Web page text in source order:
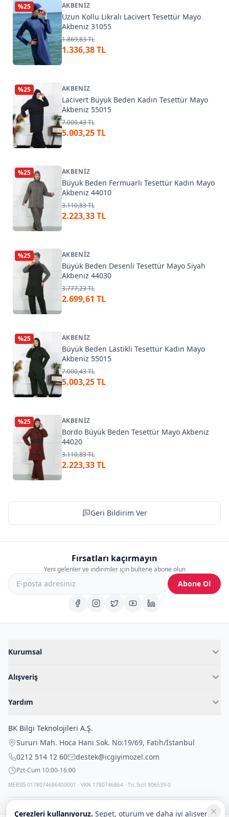
%25 AKBENIZ
Uzun Kollu Likralı Lacivert Tesettür Mayo
Akbeniz 31055
1.869,83 TL
1.336,38 TL
%25 AKBENIZ
Lacivert Büyük Beden Kadın Tesettür Mayo
Akbeniz 55015
7.000,43 TL
5.003,25 TL
%25 AKBENIZ
Büyük Beden Fermuarlı Tesettür Kadın Mayo
Akbeniz 44010
3.110,83 TL
2.223,33 TL
%25 AKBENIZ
Büyük Beden Desenli Tesettür Mayo Siyah
Akbeniz 44030
3.777,23 TL
2.699,61 TL
%25 AKBENIZ
Büyük Beden Lastikli Tesettür Kadın Mayo
Akbeniz 55015
7.000,43 TL
5.003,25 TL
%25 AKBENIZ
Bordo Büyük Beden Tesettür Mayo Akbeniz
44020
3.110,83 TL
2.223,33 TL
Geri Bildirim Ver
Fırsatları kaçırmayın
Yeni gelenler ve indirimler için bültene abone olun
Abone Ol
Kurumsal
Blog
İç Giyim Rehberi
Alışveriş
Fantazi İç Giyim
Çocuk İç Giyim
Outlet Fırsatları
Yardım
İade Politikası
Gizli Paketleme
BK Bilgi Teknolojileri A.Ş.
Sururi Mah. Hoca Hanı Sok. No:19/69, Fatih/İstanbul
0212 514 12 60
destek@icgiyimozel.com
Pzt-Cum 10:00-16:00
MERSİS 0178074686400001 · VKN 1780746864 · Tic.Sicil 906539-0
Çerezleri kullanıyoruz. Sepet, oturum ve daha iyi alışveriş